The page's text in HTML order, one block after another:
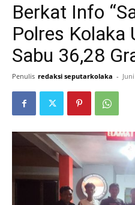
Berkat Info
Polres Kolaka
Sabu 36,28
Penulis redaksi seputarkolaka -